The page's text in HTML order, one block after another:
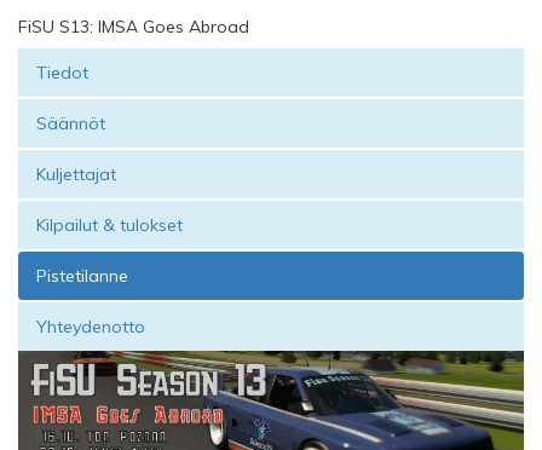
FiSU S13: IMSA Goes Abroad
Tiedot
Säännöt
Kuljettajat
Kilpailut & tulokset
Pistetilanne
Yhteydenotto